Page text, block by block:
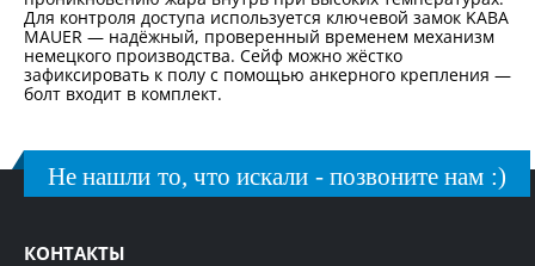
Для контроля доступа используется ключевой замок KABA
MAUER — надёжный, проверенный временем механизм
немецкого производства. Сейф можно жёстко
зафиксировать к полу с помощью анкерного крепления —
болт входит в комплект.
Не нашли то, что искали - позвоните нам :)
КОНТАКТЫ